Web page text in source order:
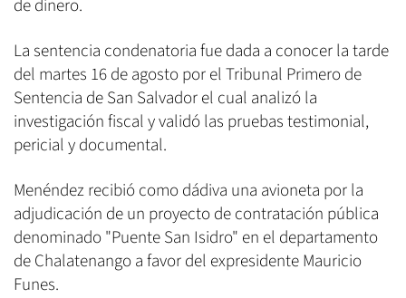
de dinero.
La sentencia condenatoria fue dada a conocer la tarde
del martes 16 de agosto por el Tribunal Primero de
Sentencia de San Salvador el cual analizó la
investigación fiscal y validó las pruebas testimonial,
pericial y documental.
Menéndez recibió como dádiva una avioneta por la
adjudicación de un proyecto de contratación pública
denominado "Puente San Isidro" en el departamento
de Chalatenango a favor del expresidente Mauricio
Funes.